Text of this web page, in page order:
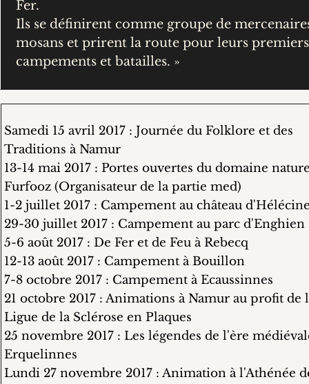
Fer.
Ils se définirent comme groupe de
mosans et prirent la route pour leurs premiers
campements et batailles. »
Samedi 15 avril 2017 : Journée du Folklore et des
Traditions à Namur
13-14 mai 2017 : Portes ouvertes du domaine
Furfooz (Organisateur de la partie med)
1-2 juillet 2017 : Campement au château
29-30 juillet 2017 : Campement au parc d'Enghien
5-6 août 2017 : De Fer et de Feu à Rebecq
12-13 août 2017 : Campement à Bouillon
7-8 octobre 2017 : Campement à Ecaussinnes
21 octobre 2017 : Animations à Namur au profit de
Ligue de la Sclérose en Plaques
25 novembre 2017 : Les légendes de l'ère
Erquelinnes
Lundi 27 novembre 2017 : Animation à l'Athénée